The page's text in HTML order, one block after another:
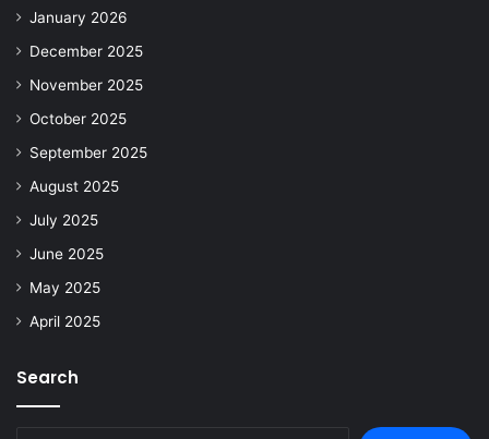
January 2026
December 2025
November 2025
October 2025
September 2025
August 2025
July 2025
June 2025
May 2025
April 2025
Search